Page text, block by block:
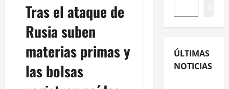
Tras el ataque de
Rusia suben
materias primas y
las bolsas
ÚLTIMAS
NOTICIAS